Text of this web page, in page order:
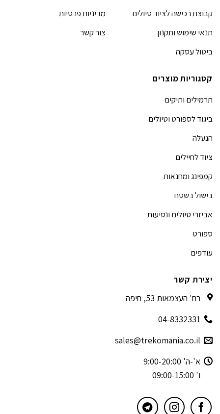
קבוצת רכישה לציוד טיולים
תנאי שימוש ותקנון
ביטול עסקה
מדיניות פרטיות
צור קשר
קטגוריות מוצרים
תרמילים ותיקים
ביגוד לספורט וטיולים
הנעלה
ציוד לחיילים
קמפינג ומחנאות
בישול בשטח
אביזרי טיולים ונסיעות
ספורט
עודפים
יצירת קשר
רח' העצמאות 53, חיפה
04-8332331
sales@trekomania.co.il
א'-ה' 9:00-20:00
ו' 09:00-15:00